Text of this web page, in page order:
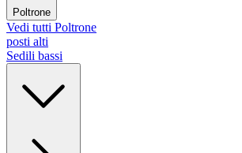
Poltrone
Vedi tutti Poltrone
posti alti
Sedili bassi